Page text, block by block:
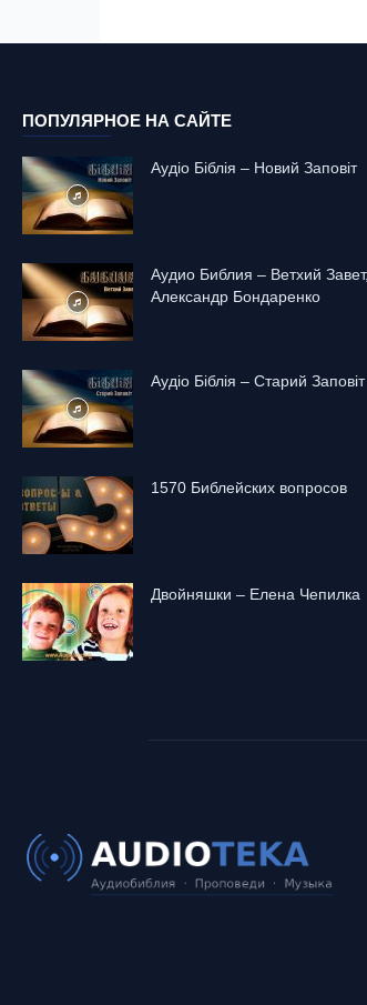
ПОПУЛЯРНОЕ НА САЙТЕ
Аудіо Біблія – Новий Заповіт
Аудио Библия – Ветхий
Александр Бондаренко
Аудіо Біблія – Старий Заповіт
1570 Библейских вопросов
Двойняшки – Елена Чепилка